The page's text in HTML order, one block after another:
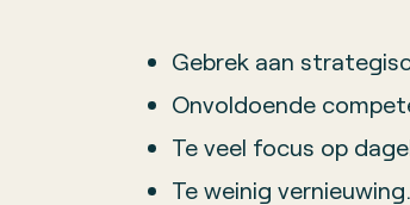
Gebrek aan
Onvoldoende
Te veel focus op
Te weinig